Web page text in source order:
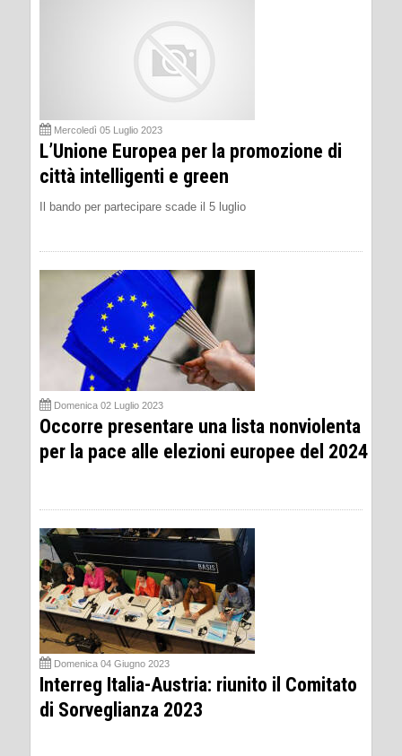
Mercoledì 05 Luglio 2023
L’Unione Europea per la promozione di
città intelligenti e green
Il bando per partecipare scade il 5 luglio
Domenica 02 Luglio 2023
Occorre presentare una lista nonviolenta
per la pace alle elezioni europee del 2024
Domenica 04 Giugno 2023
Interreg Italia-Austria: riunito il Comitato
di Sorveglianza 2023